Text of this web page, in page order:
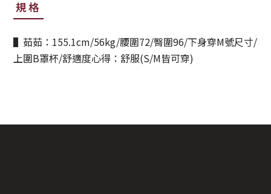
規格
▌茹茹：155.1cm/56kg/腰圍72/臀圍96/下身穿M號尺寸/
上圍B罩杯/舒適度心得：舒服(S/M皆可穿)